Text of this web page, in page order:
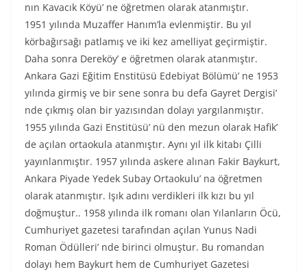
nın Kavacık Köyü’ ne öğretmen olarak atanmıştır.
1951 yılında Muzaffer Hanım’la evlenmiştir. Bu yıl
körbağırsağı patlamış ve iki kez amelliyat geçirmiştir.
Daha sonra Dereköy’ e öğretmen olarak atanmıştır.
Ankara Gazi Eğitim Enstitüsü Edebiyat Bölümü’ ne 1953
yılında girmiş ve bir sene sonra bu defa Gayret Dergisi’
nde çıkmış olan bir yazısından dolayı yargılanmıştır.
1955 yılında Gazi Enstitüsü’ nü den mezun olarak Hafik’
de açılan ortaokula atanmıştır. Aynı yıl ilk kitabı Çilli
yayınlanmıştır. 1957 yılında askere alınan Fakir Baykurt,
Ankara Piyade Yedek Subay Ortaokulu’ na öğretmen
olarak atanmıştır. Işık adını verdikleri ilk kızı bu yıl
doğmuştur.. 1958 yılında ilk romanı olan Yılanların Öcü,
Cumhuriyet gazetesi tarafından açılan Yunus Nadi
Roman Ödülleri’ nde birinci olmuştur. Bu romandan
dolayı hem Baykurt hem de Cumhuriyet Gazetesi